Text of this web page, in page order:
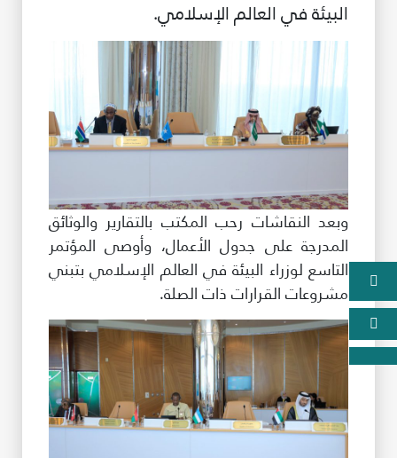
البيئة في العالم الإسلامي.
وبعد النقاشات رحب المكتب بالتقارير والوثائق
المدرجة على جدول الأعمال، وأوصى المؤتمر
التاسع لوزراء البيئة في العالم الإسلامي بتبني
مشروعات القرارات ذات الصلة.